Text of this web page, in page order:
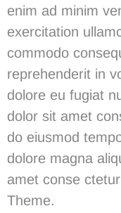
enim ad minim
exercitation
commodo
reprehenderit in
dolore eu fugiat
dolor sit amet
do eiusmod
dolore magna
amet conse
Theme.